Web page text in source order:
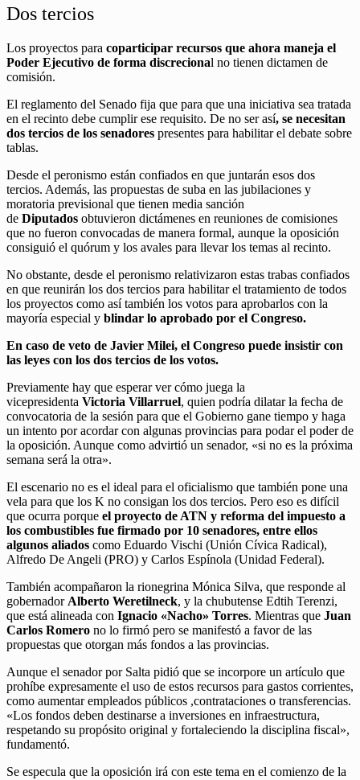
Dos tercios
Los proyectos para coparticipar recursos que ahora maneja el
Poder Ejecutivo de forma discrecional no tienen dictamen de
comisión.
El reglamento del Senado fija que para que una iniciativa sea tratada
en el recinto debe cumplir ese requisito. De no ser así, se necesitan
dos tercios de los senadores presentes para habilitar el debate sobre
tablas.
Desde el peronismo están confiados en que juntarán esos dos
tercios. Además, las propuestas de suba en las jubilaciones y
moratoria previsional que tienen media sanción
de Diputados obtuvieron dictámenes en reuniones de comisiones
que no fueron convocadas de manera formal, aunque la oposición
consiguió el quórum y los avales para llevar los temas al recinto.
No obstante, desde el peronismo relativizaron estas trabas confiados
en que reunirán los dos tercios para habilitar el tratamiento de todos
los proyectos como así también los votos para aprobarlos con la
mayoría especial y blindar lo aprobado por el Congreso.
En caso de veto de Javier Milei, el Congreso puede insistir con
las leyes con los dos tercios de los votos.
Previamente hay que esperar ver cómo juega la
vicepresidenta Victoria Villarruel, quien podría dilatar la fecha de
convocatoria de la sesión para que el Gobierno gane tiempo y haga
un intento por acordar con algunas provincias para podar el poder de
la oposición. Aunque como advirtió un senador, «si no es la próxima
semana será la otra».
El escenario no es el ideal para el oficialismo que también pone una
vela para que los K no consigan los dos tercios. Pero eso es difícil
que ocurra porque el proyecto de ATN y reforma del impuesto a
los combustibles fue firmado por 10 senadores, entre ellos
algunos aliados como Eduardo Vischi (Unión Cívica Radical),
Alfredo De Angeli (PRO) y Carlos Espínola (Unidad Federal).
También acompañaron la rionegrina Mónica Silva, que responde al
gobernador Alberto Weretilneck, y la chubutense Edtih Terenzi,
que está alineada con Ignacio «Nacho» Torres. Mientras que Juan
Carlos Romero no lo firmó pero se manifestó a favor de las
propuestas que otorgan más fondos a las provincias.
Aunque el senador por Salta pidió que se incorpore un artículo que
prohíbe expresamente el uso de estos recursos para gastos corrientes,
como aumentar empleados públicos ,contrataciones o transferencias.
«Los fondos deben destinarse a inversiones en infraestructura,
respetando su propósito original y fortaleciendo la disciplina fiscal»,
fundamentó.
Se especula que la oposición irá con este tema en el comienzo de la